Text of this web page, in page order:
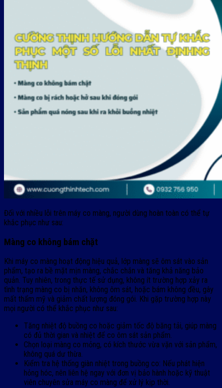
Đối với nhiều lỗi trên máy co màng, người dùng hoàn toàn có thể tự
khắc phục như sau:
Màng co không bám chặt
Khi máy co màng hoạt động hiệu quả, lớp màng sẽ ôm sát vào sản
phẩm, tạo ra bề mặt mịn màng, chắc chắn và tăng khả năng bảo
quản. Tuy nhiên, trong thực tế sử dụng, không ít trường hợp xảy ra
tình trạng màng co bị nhăn, không ôm sát, hoặc bám không đều, gây
mất thẩm mỹ và giảm chất lượng đóng gói. Khi gặp trường hợp này
mọi người có thể khắc phục như sau:
Tăng nhiệt độ buồng co hoặc giảm tốc độ băng tải, giúp màng
có đủ thời gian và nhiệt để co ôm sát sản phẩm.
Chọn loại màng co mỏng, có kích thước vừa vặn với sản phẩm,
không quá dư thừa.
Kiểm tra hệ thống giàn nhiệt trong buồng co: Nếu phát hiện
hỏng hóc, nên liên hệ ngay với đơn vị bảo hành hoặc kỹ thuật
viên chuyên sửa máy co màng để xử lý kịp thời.